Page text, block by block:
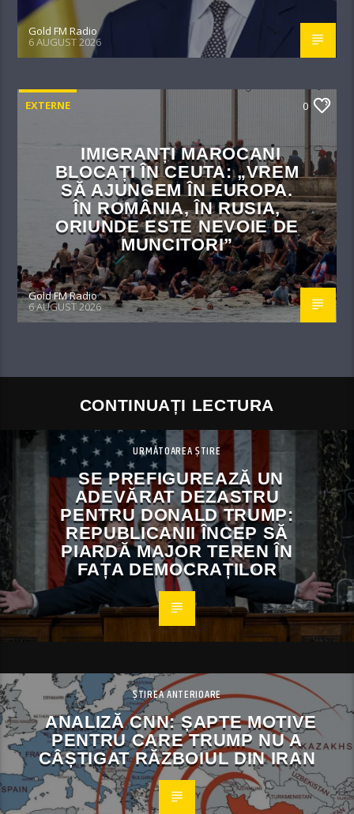
Gold FM Radio
6 AUGUST 2026
EXTERNE 0
IMIGRANȚI MAROCANI
BLOCAȚI ÎN CEUTA: „VREM
SĂ AJUNGEM ÎN EUROPA.
ÎN ROMÂNIA, ÎN RUSIA,
ORIUNDE ESTE NEVOIE DE
MUNCITORI”
Gold FM Radio
6 AUGUST 2026
CONTINUAȚI LECTURA
URMĂTOAREA ȘTIRE
SE PREFIGUREAZĂ UN
ADEVĂRAT DEZASTRU
PENTRU DONALD TRUMP:
REPUBLICANII ÎNCEP SĂ
PIARDĂ MAJOR TEREN ÎN
FAȚA DEMOCRAȚILOR
ȘTIREA ANTERIOARE
ANALIZĂ CNN: ȘAPTE MOTIVE
PENTRU CARE TRUMP NU A
CÂȘTIGAT RĂZBOIUL DIN IRAN